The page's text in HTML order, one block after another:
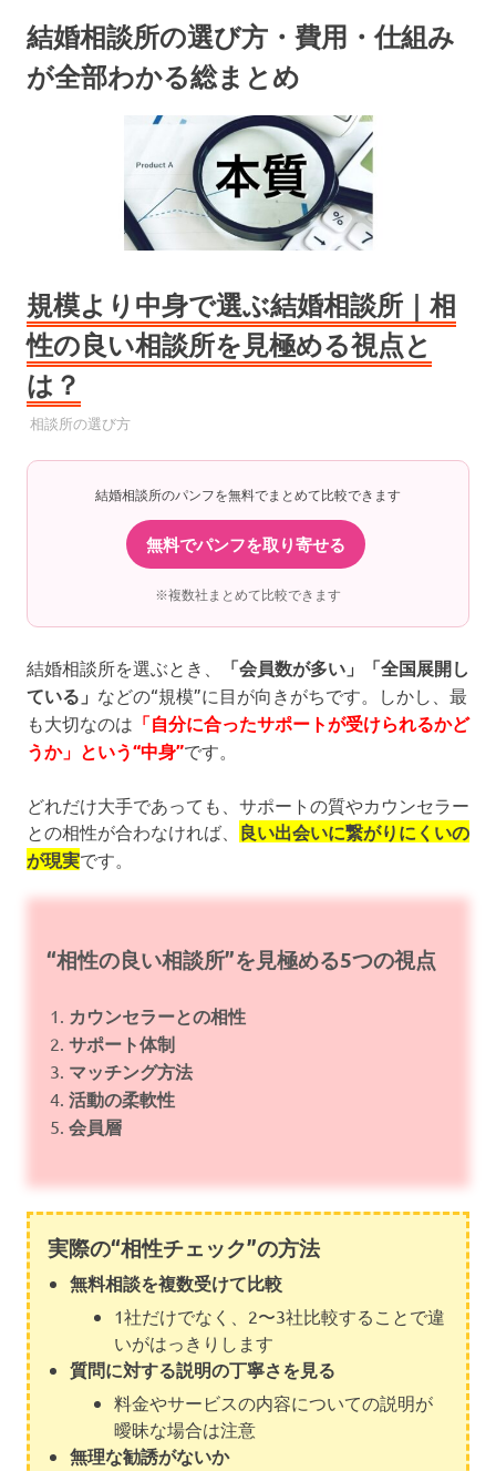
結婚相談所の選び方・費用・仕組み
が全部わかる総まとめ
規模より中身で選ぶ結婚相談所｜相
性の良い相談所を見極める視点と
は？
2025年6月21日
YYYPRO
相談所の選び方
結婚相談所のパンフを無料でまとめて比較できます
無料でパンフを取り寄せる
※複数社まとめて比較できます
結婚相談所を選ぶとき、
「会員数が多い」「全国展開し
ている」 などの“規模”に目が向きがちです。しかし、最
も大切なのは 「自分に合ったサポートが受けられるかど
うか」という“中身”です。
どれだけ大手であっても、サポートの質やカウンセラー
との相性が合わなければ、 良い出会いに繋がりにくいの
が現実です。
“相性の良い相談所”を見極める5つの視点
カウンセラーとの相性
サポート体制
マッチング方法
活動の柔軟性
会員層
実際の“相性チェック”の方法
無料相談を複数受けて比較
1社だけでなく、2〜3社比較することで違
いがはっきりします
質問に対する説明の丁寧さを見る
料金やサービスの内容についての説明が
曖昧な場合は注意
無理な勧誘がないか